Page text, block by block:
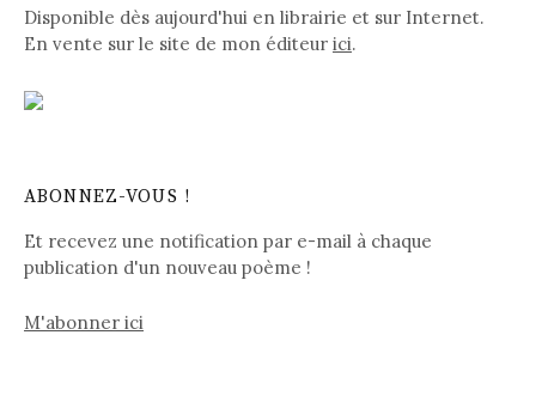
Disponible dès aujourd'hui en librairie et sur Internet.
En vente sur le site de mon éditeur ici.
ABONNEZ-VOUS !
Et recevez une notification par e-mail à chaque
publication d'un nouveau poème !
M'abonner ici